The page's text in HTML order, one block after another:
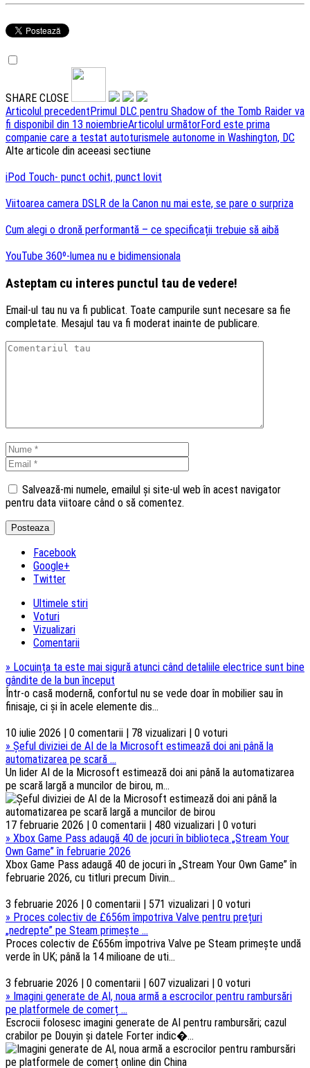
SHARE CLOSE
Navigare
articole
Articolul precedentPrimul DLC pentru Shadow of the Tomb Raider va
fi disponibil din 13 noiembrieArticolul următorFord este prima
companie care a testat autoturismele autonome in Washington, DC
Alte articole din aceeasi sectiune
iPod Touch- punct ochit, punct lovit
Viitoarea camera DSLR de la Canon nu mai este, se pare o surpriza
Cum alegi o dronă performantă – ce specificații trebuie să aibă
YouTube 360º-lumea nu e bidimensionala
Asteptam cu interes punctul tau de vedere!
Email-ul tau nu va fi publicat. Toate campurile sunt necesare sa fie
completate. Mesajul tau va fi moderat inainte de publicare.
Salvează-mi numele, emailul și site-ul web în acest navigator
pentru data viitoare când o să comentez.
Facebook
Google+
Twitter
Ultimele stiri
Voturi
Vizualizari
Comentarii
» Locuința ta este mai sigură atunci când detaliile electrice sunt bine
gândite de la bun început
Într-o casă modernă, confortul nu se vede doar în mobilier sau în
finisaje, ci și în acele elemente dis...
10 iulie 2026 | 0 comentarii | 78 vizualizari | 0 voturi
» Șeful diviziei de AI de la Microsoft estimează doi ani până la
automatizarea pe scară ...
Un lider AI de la Microsoft estimează doi ani până la automatizarea
pe scară largă a muncilor de birou, m...
17 februarie 2026 | 0 comentarii | 480 vizualizari | 0 voturi
» Xbox Game Pass adaugă 40 de jocuri în biblioteca „Stream Your
Own Game” în februarie 2026
Xbox Game Pass adaugă 40 de jocuri în „Stream Your Own Game” în
februarie 2026, cu titluri precum Divin...
3 februarie 2026 | 0 comentarii | 571 vizualizari | 0 voturi
» Proces colectiv de £656m împotriva Valve pentru prețuri
„nedrepte” pe Steam primește ...
Proces colectiv de £656m împotriva Valve pe Steam primește undă
verde în UK; până la 14 milioane de uti...
3 februarie 2026 | 0 comentarii | 607 vizualizari | 0 voturi
» Imagini generate de AI, noua armă a escrocilor pentru rambursări
pe platformele de comerț ...
Escrocii folosesc imagini generate de AI pentru rambursări; cazul
crabilor pe Douyin și datele Forter indic�...